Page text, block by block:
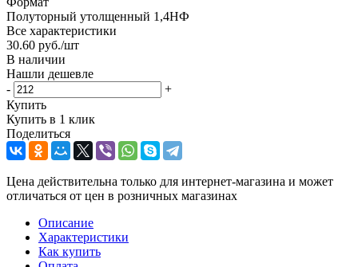
Полуторный утолщенный 1,4НФ
Все характеристики
30.60 руб./шт
В наличии
Нашли дешевле
-
+
Купить
Купить в 1 клик
Поделиться
Цена действительна только для интернет-магазина и может
отличаться от цен в розничных магазинах
Описание
Характеристики
Как купить